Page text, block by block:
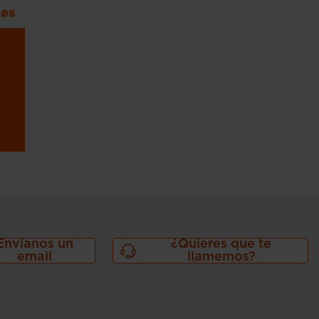
un
email
¿Quieres que te
llamemos?